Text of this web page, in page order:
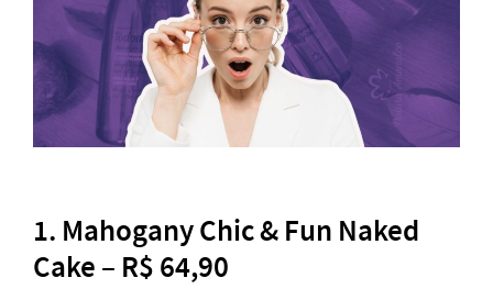
1. Mahogany Chic & Fun Naked
Cake – R$ 64,90